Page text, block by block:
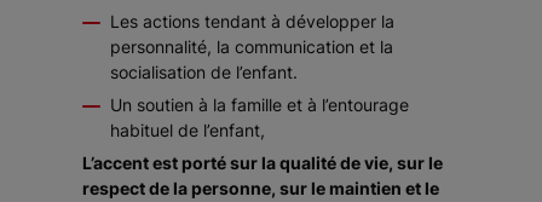
Les actions tendant à développer la
personnalité, la communication et la
socialisation de l’enfant.
Un soutien à la famille et à l’entourage
habituel de l’enfant,
L’accent est porté sur la qualité de vie, sur le
respect de la personne, sur le maintien et le